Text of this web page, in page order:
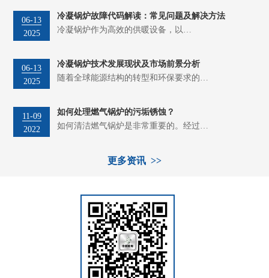
06-13
2025
冷凝锅炉故障代码解读：常见问题及解决方法
冷凝锅炉作为高效的供暖设备，以…
06-13
2025
冷凝锅炉技术发展现状及市场前景分析
随着全球能源结构的转型和环保要求的…
11-09
2022
如何处理燃气锅炉的污垢锈蚀？
如何清洁燃气锅炉是非常重要的。经过…
更多资讯 >>